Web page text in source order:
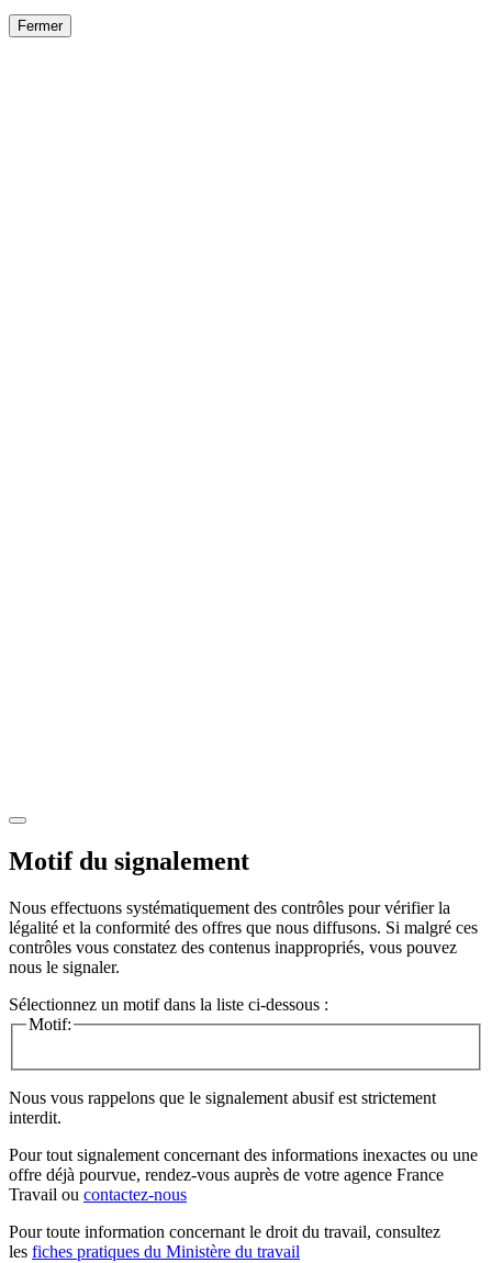
Fermer
Motif du signalement
Nous effectuons systématiquement des contrôles pour vérifier la
légalité et la conformité des offres que nous diffusons. Si malgré ces
contrôles vous constatez des contenus inappropriés, vous pouvez
nous le signaler.
Sélectionnez un motif dans la liste ci-dessous :
Motif:
Nous vous rappelons que le signalement abusif est strictement
interdit.
Pour tout signalement concernant des informations inexactes ou une
offre déjà pourvue, rendez-vous auprès de votre agence France
Travail ou contactez-nous
Pour toute information concernant le droit du travail, consultez
les fiches pratiques du Ministère du travail